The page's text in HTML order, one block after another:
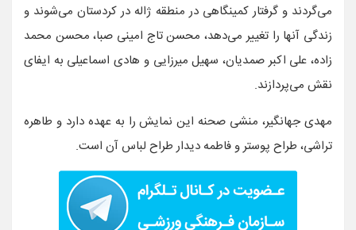
می‌گردند و گرفتار کمینگاهی در منطقه ژاله در کردستان می‌شوند و
زندگی آنها را تغییر می‌دهد، محسن تاج امینی صبا، محسن محمد
زاده، علی اکبر صمدیان، سهیل میرزایی و هادی اسماعیلی به ایفای
نقش می‌پردازند.
مهدی جهانگیر، منشی صحنه این نمایش را به عهده دارد و طاهره
تراشی، طراح پوستر و فاطمه دیدار طراح لباس آن است.